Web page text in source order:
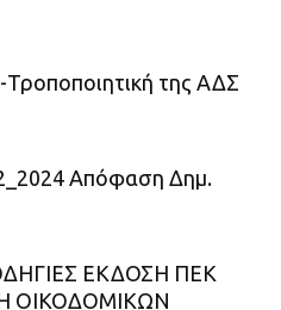
της ΑΔΣ
Απόφαση Δημ.
ΕΚΔΟΣΗ ΠΕΚ
ΟΙΚΟΔΟΜΙΚΩΝ